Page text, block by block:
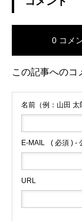
0 コメ
この記事へのコ
名前（例：山田 太
E-MAIL ( 必須 ) -
URL